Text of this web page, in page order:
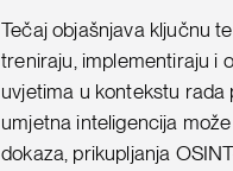
Tečaj objašnjava ključnu
treniraju, implementiraju i
uvjetima u kontekstu rada
umjetna inteligencija
dokaza, prikupljanja